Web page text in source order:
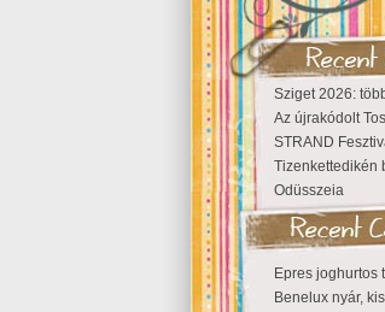
Sziget 2026:
Az újrakódolt
STRAND
Tizenkettedikén
Odüsszeia
Epres joghurtos
Benelux nyár,